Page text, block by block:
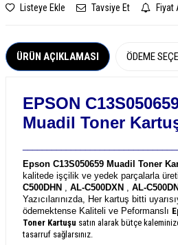
Listeye Ekle Tavsiye Et Fiyat
ÜRÜN AÇIKLAMASI ÖDEME
EPSON
Muadil Toner
Epson C13S050659 Muadil Toner
kalitede işçilik ve yedek parçalarla
C500DHN , AL-C500DXN , AL-C500DN
Yazıcılarınızda, Her kartuş bitti
ödemektense Kaliteli ve Peformanslı
Toner Kartuşu satın alarak bütçe
tasarruf sağlarsınız.